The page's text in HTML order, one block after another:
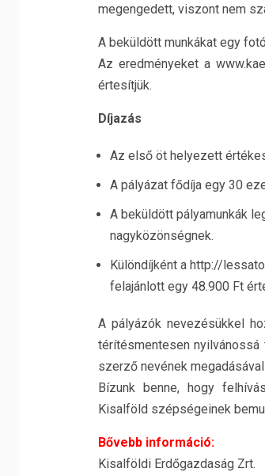
megengedett, viszont nem
A beküldött munkákat egy
Az eredményeket a
értesítjük.
Díjazás
Az első öt helyezett
A pályázat fődíja egy 30
A beküldött pályamunkák
nagyközönségnek.
Különdíjként a http://
felajánlott egy 48.900 Ft
A pályázók nevezésükkel
térítésmentesen
szerző nevének
Bízunk benne, hogy
Kisalföld szépségeinek
Bővebb információ:
Kisalföldi Erdőgazdaság Zrt.